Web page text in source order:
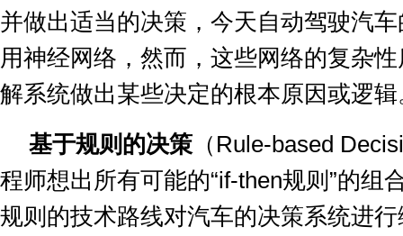
并做出适当的决策，今天自动驾驶汽
用神经网络，然而，这些网络的复杂
解系统做出某些决定的根本原因或逻辑
基于规则的决策 （ Rule-based
程师想出所有可能的“if-then规则 ”的组
规则的技术路线对汽车的决策系统进